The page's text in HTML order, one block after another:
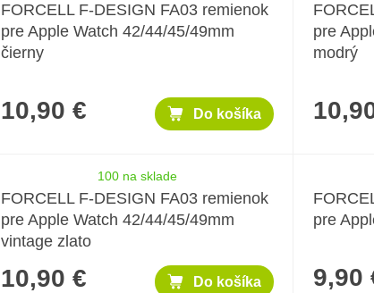
FORCELL F-DESIGN FA03 remienok
pre Apple Watch 42/44/45/49mm
čierny
10,90 € Do košíka
pre
modrý
100 na sklade
FORCELL F-DESIGN FA03 remienok
pre Apple Watch 42/44/45/49mm
vintage zlato
10,90 € Do košíka
pre
9,90